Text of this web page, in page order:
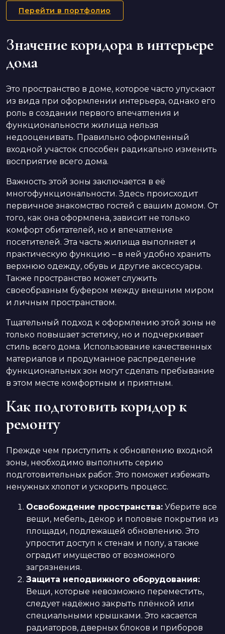
Перейти в портфолио
Значение коридора в интерьере
дома
Это пространство в доме, которое часто упускают
из вида при оформлении интерьера, однако его
роль в создании первого впечатления и
функциональности жилища нельзя
недооценивать. Правильно оформленный
входной участок способен радикально изменить
восприятие всего дома.
Важность этой зоны заключается в её
многофункциональности. Здесь происходит
первичное знакомство гостей с вашим домом. От
того, как она оформлена, зависит не только
комфорт обитателей, но и впечатление
посетителей. Эта часть жилища выполняет и
практическую функцию – в ней удобно хранить
верхнюю одежду, обувь и другие аксессуары.
Также пространство может служить
своеобразным буфером между внешним миром
и личным пространством.
Тщательный подход к оформлению этой зоны не
только повышает эстетику, но и подчеркивает
стиль всего дома. Использование качественных
материалов и продуманное распределение
функциональных зон могут сделать пребывание
в этом месте комфортным и приятным.
Как подготовить коридор к
ремонту
Прежде чем приступить к обновлению входной
зоны, необходимо выполнить серию
подготовительных работ. Это поможет избежать
ненужных хлопот и ускорить процесс.
Освобождение пространства: Уберите все
вещи, мебель, декор и половые покрытия из
площади, подлежащей обновлению. Это
упростит доступ к стенам и полу, а также
оградит имущество от возможного
загрязнения.
Защита неподвижного оборудования:
Вещи, которые невозможно переместить,
следует надёжно закрыть плёнкой или
специальными крышками. Это касается
радиаторов, дверных блоков и приборов